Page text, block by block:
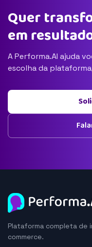
Quer
em
A Performa.AI ajuda
escolha da
Plataforma completa de
commerce.